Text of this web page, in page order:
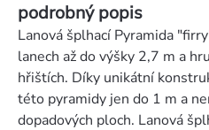
podrobný popis
Lanová šplhací Pyramida
lanech až do výšky 2,7 m a
hřištích. Díky unikátní
této pyramidy jen do 1 m a
dopadových ploch. Lanová